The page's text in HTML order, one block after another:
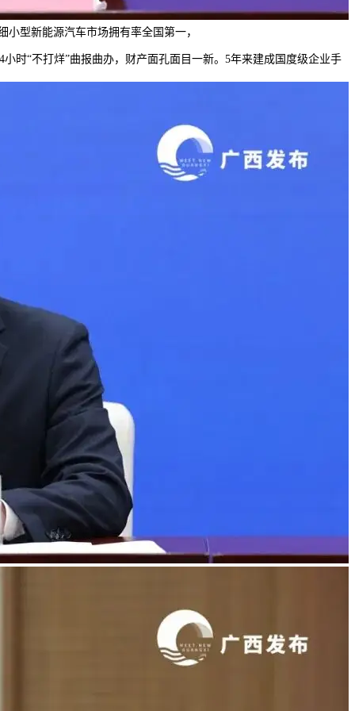
小型新能源汽车市场拥有率全国第一，
“不打烊”曲报曲办，财产面孔面目一新。5年来建成国度级企业手